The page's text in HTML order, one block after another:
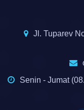
Jl. Tuparev
Senin - Jumat